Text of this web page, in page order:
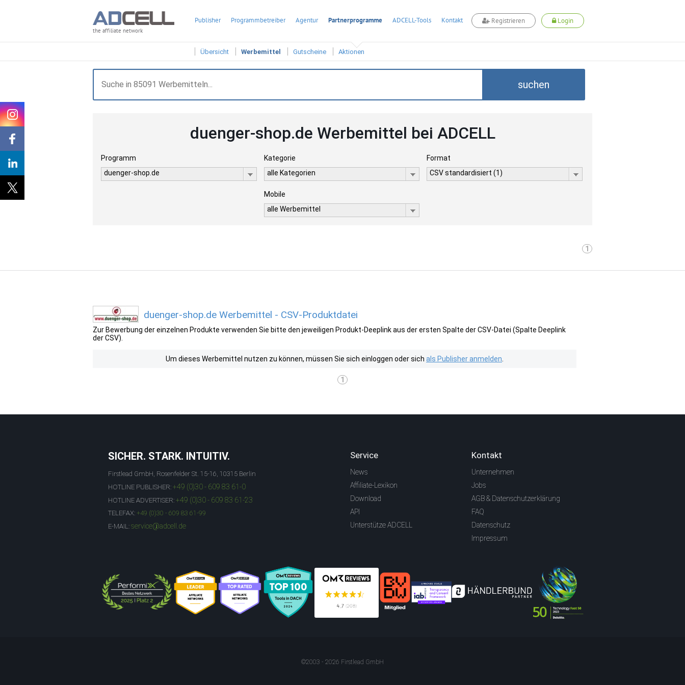
the affiliate network
Publisher Programmbetreiber Agentur Partnerprogramme ADCELL-Tools Kontakt Registrieren Login
Übersicht Werbemittel Gutscheine Aktionen
suchen
duenger-shop.de Werbemittel bei ADCELL
Programm
duenger-shop.de
Kategorie
alle Kategorien
Format
CSV standardisiert (1)
Mobile
alle Werbemittel
1
duenger-shop.de Werbemittel - CSV-Produktdatei
Zur Bewerbung der einzelnen Produkte verwenden Sie bitte den jeweiligen Produkt-Deeplink aus der ersten Spalte der CSV-Datei (Spalte Deeplink
der CSV).
Um dieses Werbemittel nutzen zu können, müssen Sie sich einloggen oder sich als Publisher anmelden
1
SICHER. STARK. INTUITIV.
Firstlead GmbH, Rosenfelder St. 15-16, 10315 Berlin
HOTLINE PUBLISHER: +49 (0)30 - 609 83 61-0
HOTLINE ADVERTISER: +49 (0)30 - 609 83 61-23
TELEFAX: +49 (0)30 - 609 83 61-99
E-MAIL: service@adcell.de
Service
News
Affiliate-Lexikon
Download
API
Unterstütze ADCELL
Kontakt
Unternehmen
Jobs
AGB & Datenschutzerklärung
FAQ
Datenschutz
Impressum
©2003 - 2026 Firstlead GmbH